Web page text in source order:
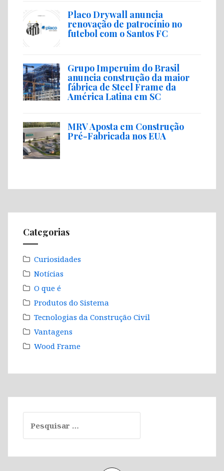
Placo Drywall anuncia
renovação de patrocínio no
futebol com o Santos FC
Grupo Imperuim do Brasil
anuncia construção da maior
fábrica de Steel Frame da
América Latina em SC
MRV Aposta em Construção
Pré-Fabricada nos EUA
Categorias
Curiosidades
Notícias
O que é
Produtos do Sistema
Tecnologias da Construção Civil
Vantagens
Wood Frame
por: